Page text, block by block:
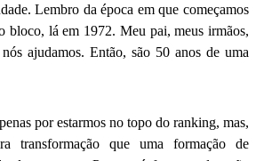
Lembro da época em que começamos
bloco, lá em 1972. Meu pai, meus irmãos,
ajudamos. Então, são 50 anos de uma
por estarmos no topo do ranking, mas,
transformação que uma formação de